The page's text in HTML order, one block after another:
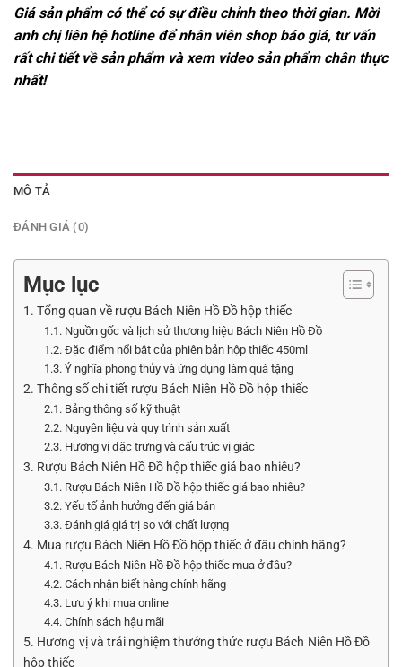
Giá sản phẩm có thể có sự điều chỉnh theo thời gian. Mời
anh chị liên hệ hotline để nhân viên shop báo giá, tư vấn
rất chi tiết về sản phẩm và xem video sản phẩm chân thực
nhất!
MÔ TẢ
ĐÁNH GIÁ (0)
Mục lục
1. Tổng quan về rượu Bách Niên Hồ Đồ hộp thiếc
1.1. Nguồn gốc và lịch sử thương hiệu Bách Niên Hồ Đồ
1.2. Đặc điểm nổi bật của phiên bản hộp thiếc 450ml
1.3. Ý nghĩa phong thủy và ứng dụng làm quà tặng
2. Thông số chi tiết rượu Bách Niên Hồ Đồ hộp thiếc
2.1. Bảng thông số kỹ thuật
2.2. Nguyên liệu và quy trình sản xuất
2.3. Hương vị đặc trưng và cấu trúc vị giác
3. Rượu Bách Niên Hồ Đồ hộp thiếc giá bao nhiêu?
3.1. Rượu Bách Niên Hồ Đồ hộp thiếc giá bao nhiêu?
3.2. Yếu tố ảnh hưởng đến giá bán
3.3. Đánh giá giá trị so với chất lượng
4. Mua rượu Bách Niên Hồ Đồ hộp thiếc ở đâu chính hãng?
4.1. Rượu Bách Niên Hồ Đồ hộp thiếc mua ở đâu?
4.2. Cách nhận biết hàng chính hãng
4.3. Lưu ý khi mua online
4.4. Chính sách hậu mãi
5. Hương vị và trải nghiệm thưởng thức rượu Bách Niên Hồ Đồ
hộp thiếc